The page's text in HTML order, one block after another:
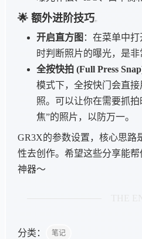
🌟 额外进阶技巧
开启直方图 ：在菜单中
时判断照片的曝光，是非
全按快拍 (Full Press
模式下，全按快门会直
照。可以让你在需要抓
焦”的照片，以防万一。
GR3X的参数设置，核心思路
性去创作。希望这些分享能
神器～
分类： 笔记